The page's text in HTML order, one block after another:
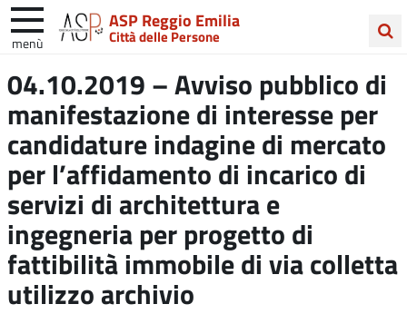
ASP Reggio Emilia
Città delle Persone
menù
nel
sito
04.10.2019 – Avviso pubblico di
manifestazione di interesse per
candidature indagine di mercato
per l’affidamento di incarico di
servizi di architettura e
ingegneria per progetto di
fattibilità immobile di via colletta
utilizzo archivio